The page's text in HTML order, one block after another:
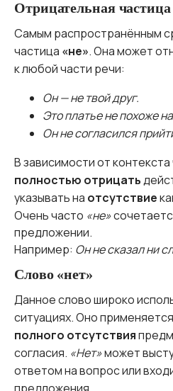
Отрицательная частица
Самым распространённым
частица «не». Она может
к любой части речи:
Он — не твой друг.
Это платье не похоже
Он не согласился
В зависимости от
полностью отрицать
указывать на отсутствие
Очень часто «не»
предложении.
Например: Он не сказал ни
Слово «нет»
Данное слово широко
ситуациях. Оно
полного отсутствия
согласия. «Нет»может
ответом на вопрос или